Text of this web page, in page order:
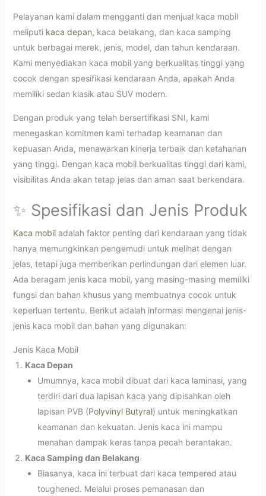
Pelayanan kami dalam mengganti dan menjual kaca mobil
meliputi kaca depan, kaca belakang, dan kaca samping
untuk berbagai merek, jenis, model, dan tahun kendaraan.
Kami menyediakan kaca mobil yang berkualitas tinggi yang
cocok dengan spesifikasi kendaraan Anda, apakah Anda
memiliki sedan klasik atau SUV modern.
Dengan produk yang telah bersertifikasi SNI, kami
menegaskan komitmen kami terhadap keamanan dan
kepuasan Anda, menawarkan kinerja terbaik dan ketahanan
yang tinggi. Dengan kaca mobil berkualitas tinggi dari kami,
visibilitas Anda akan tetap jelas dan aman saat berkendara.
✨ Spesifikasi dan Jenis Produk
Kaca mobiladalah faktor penting dari kendaraan yang tidak
hanya memungkinkan pengemudi untuk melihat dengan
jelas, tetapi juga memberikan perlindungan dari elemen luar.
Ada beragam jenis kaca mobil, yang masing-masing memiliki
fungsi dan bahan khusus yang membuatnya cocok untuk
keperluan tertentu. Berikut adalah informasi mengenai jenis-
jenis kaca mobil dan bahan yang digunakan:
Jenis Kaca Mobil
Kaca Depan
Umumnya, kaca mobil dibuat dari kaca laminasi, yang
terdiri dari dua lapisan kaca yang dipisahkan oleh
lapisan PVB (Polyvinyl Butyral) untuk meningkatkan
keamanan dan kekuatan. Jenis kaca ini mampu
menahan dampak keras tanpa pecah berantakan.
Kaca Samping dan Belakang
Biasanya, kaca ini terbuat dari kaca tempered atau
toughened. Melalui proses pemanasan dan